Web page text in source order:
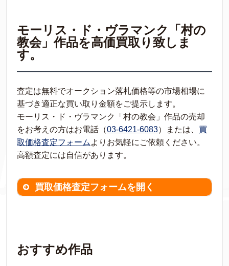
モーリス・ド・ヴラマンク「村の
教会」作品を高価買取り致しま
す。
査定は無料でオークション落札価格等の市場相場に
基づき適正な買い取り金額をご提示します。
モーリス・ド・ヴラマンク「村の教会」作品の売却
をお考えの方はお電話（03-6421-6083）または、 買
取価格査定フォーム よりお気軽にご依頼ください。
高額査定には自信があります。
買取価格査定フォームを開く
※不明な項目は空欄で結構です。
▼
おすすめ作品